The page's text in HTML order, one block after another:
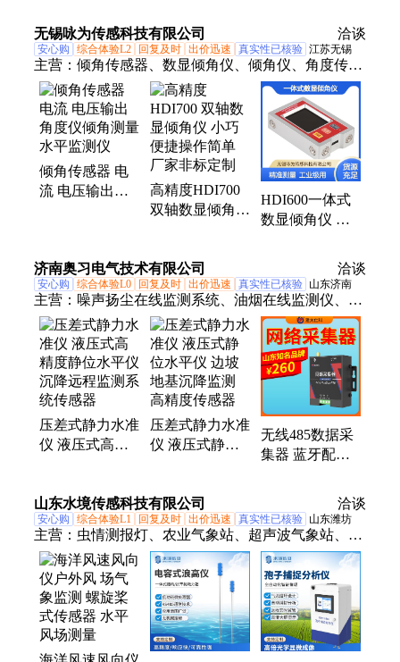
器静态水平监测
瑞士WYLER
无锡咏为传感科技有限公司 洽谈
安心购 综合体验L2 回复及时 出价迅速 真实性已核验 江苏无锡
主营： 倾角传感器、数显倾角仪、倾角仪、角度传感
器、测斜仪、倾角开关、电子罗盘
倾角传感器 电
流 电压输出角
高精度HDI700
双轴数显倾角仪
制
HDI600一体式
数显倾角仪 电
角度测量检测
济南奥习电气技术有限公司 洽谈
安心购 综合体验L0 回复及时 出价迅速 真实性已核验 山东济南
主营： 噪声扬尘在线监测系统、油烟在线监测仪、水
质监测、温湿度变送器、智慧农业、气象站
压差式静力水准
仪 液压式高精
统传感器
压差式静力水准
仪 液压式静位
精度传感器
无线485数据采
集器 蓝牙配置
LORA/NB远程
监控数采仪
山东水境传感科技有限公司 洽谈
安心购 综合体验L1 回复及时 出价迅速 真实性已核验 山东潍坊
主营： 虫情测报灯、农业气象站、超声波气象站、浮
标水质监测站、雨量监测设备、气象监测站、水文监
测站、风速风向仪、负氧离子监测站、土壤墒情监测
站、孢子分析仪、荧光定量PCR检测仪、雨滴谱仪、
农业四情监测设备、非洲猪瘟检测仪、松材线虫病检
测仪、白蚁监测仪、便携式流速仪、生命探测仪、声